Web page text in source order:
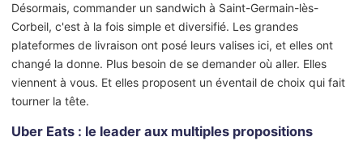
Désormais, commander un sandwich à Saint-Germain-lès-
Corbeil, c'est à la fois simple et diversifié. Les grandes
plateformes de livraison ont posé leurs valises ici, et elles ont
changé la donne. Plus besoin de se demander où aller. Elles
viennent à vous. Et elles proposent un éventail de choix qui fait
tourner la tête.
Uber Eats : le leader aux multiples propositions